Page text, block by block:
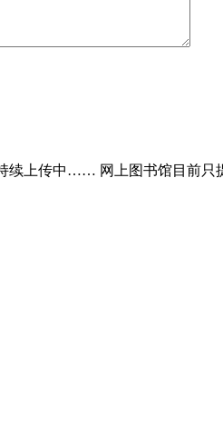
上传中…… 网上图书馆目前只